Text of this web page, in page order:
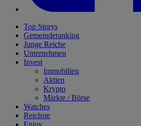
Top Storys
Gemeinderanking
Junge Reiche
Unternehmen
Invest
Immobilien
Aktien
Krypto
Märkte / Börse
Watches
Reichste
Enjoy